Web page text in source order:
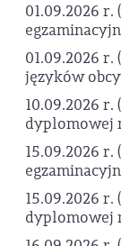
01.09.2026
01.09.2026
języków
10.09.2026
dyplomowej
15.09.2026
15.09.2026
dyplomowej